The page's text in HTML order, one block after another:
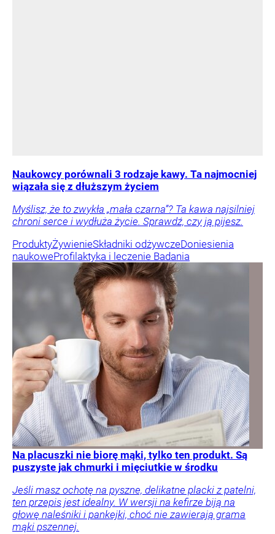
Naukowcy porównali 3 rodzaje kawy. Ta najmocniej
wiązała się z dłuższym życiem
Myślisz, że to zwykła „mała czarna”? Ta kawa najsilniej
chroni serce i wydłuża życie. Sprawdź, czy ją pijesz.
ProduktyŻywienieSkładniki odżywczeDoniesienia
naukoweProfilaktyka i leczenie Badania
Na placuszki nie biorę mąki, tylko ten produkt. Są
puszyste jak chmurki i mięciutkie w środku
Jeśli masz ochotę na pyszne, delikatne placki z patelni,
ten przepis jest idealny. W wersji na kefirze biją na
głowę naleśniki i pankejki, choć nie zawierają grama
mąki pszennej.